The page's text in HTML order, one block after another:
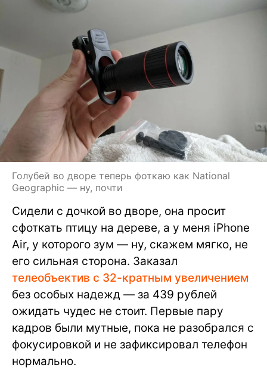
Голубей во дворе теперь фоткаю как National
Geographic — ну, почти
Сидели с дочкой во дворе, она просит
сфоткать птицу на дереве, а у меня iPhone
Air, у которого зум — ну, скажем мягко, не
его сильная сторона. Заказал
телеобъектив с 32-кратным увеличением
без особых надежд — за 439 рублей
ожидать чудес не стоит. Первые пару
кадров были мутные, пока не разобрался с
фокусировкой и не зафиксировал телефон
нормально.